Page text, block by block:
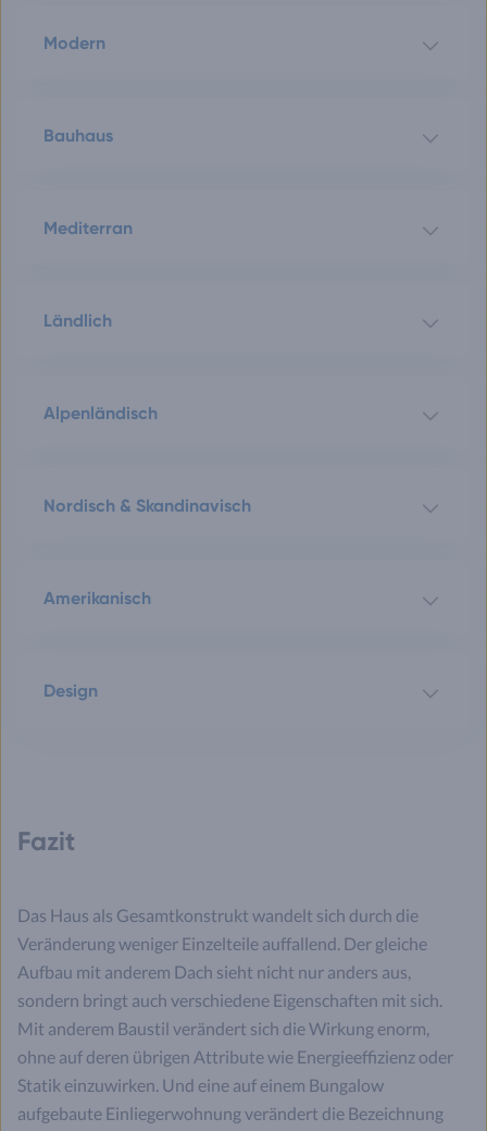
Modern
Bauhaus
Mediterran
Ländlich
Alpenländisch
Nordisch & Skandinavisch
Amerikanisch
Design
Fazit
Das Haus als Gesamtkonstrukt wandelt sich durch die
Veränderung weniger Einzelteile auffallend. Der gleiche
Aufbau mit anderem Dach sieht nicht nur anders aus,
sondern bringt auch verschiedene Eigenschaften mit sich.
Mit anderem Baustil verändert sich die Wirkung enorm,
ohne auf deren übrigen Attribute wie Energieeffizienz oder
Statik einzuwirken. Und eine auf einem Bungalow
aufgebaute Einliegerwohnung verändert die Bezeichnung